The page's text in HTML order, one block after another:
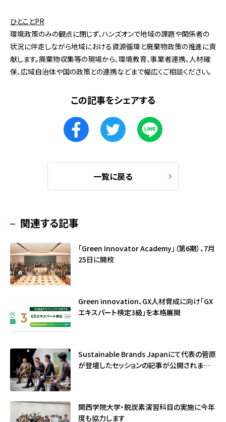
ひとことPR
環境政策のみの観点に閉じず、ハンズオンで地域の課題や関係者の
状況に伴走しながら地域における資源循環と廃棄物政策の推進に貢
献します。廃棄物収集等の現場から、環境教育、事業者連携、人材確
保、広域自治体や国の政策との連携などまで幅広くご相談ください。
この記事をシェアする
一覧に戻る
関連する記事
「Green Innovator Academy」（第6期）、7月
25日に開校
Green innovation、GX人材育成に向け「GX
エキスパート検定3級」を本格展開
Sustainable Brands Japanにて代表の菅原
が登壇したセッションの記事が公開されました
関西学院大学・脱炭素演習科目の実施に今年
度も協力します